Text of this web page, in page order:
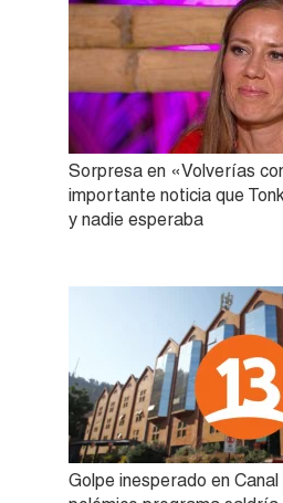
Sorpresa en «Volverías
importante noticia que
y nadie esperaba
Golpe inesperado en